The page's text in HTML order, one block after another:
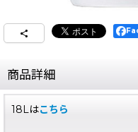
商品詳細
18Lはこちら